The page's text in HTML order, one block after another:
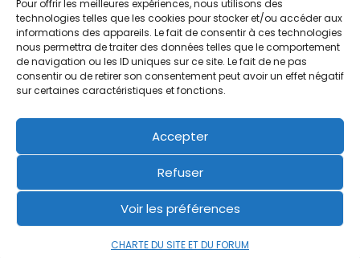
Pour offrir les meilleures expériences, nous utilisons des
technologies telles que les cookies pour stocker et/ou accéder aux
informations des appareils. Le fait de consentir à ces technologies
nous permettra de traiter des données telles que le comportement
de navigation ou les ID uniques sur ce site. Le fait de ne pas
consentir ou de retirer son consentement peut avoir un effet négatif
sur certaines caractéristiques et fonctions.
Accepter
Refuser
Voir les préférences
CHARTE DU SITE ET DU FORUM
2019 mic|éclosion.com